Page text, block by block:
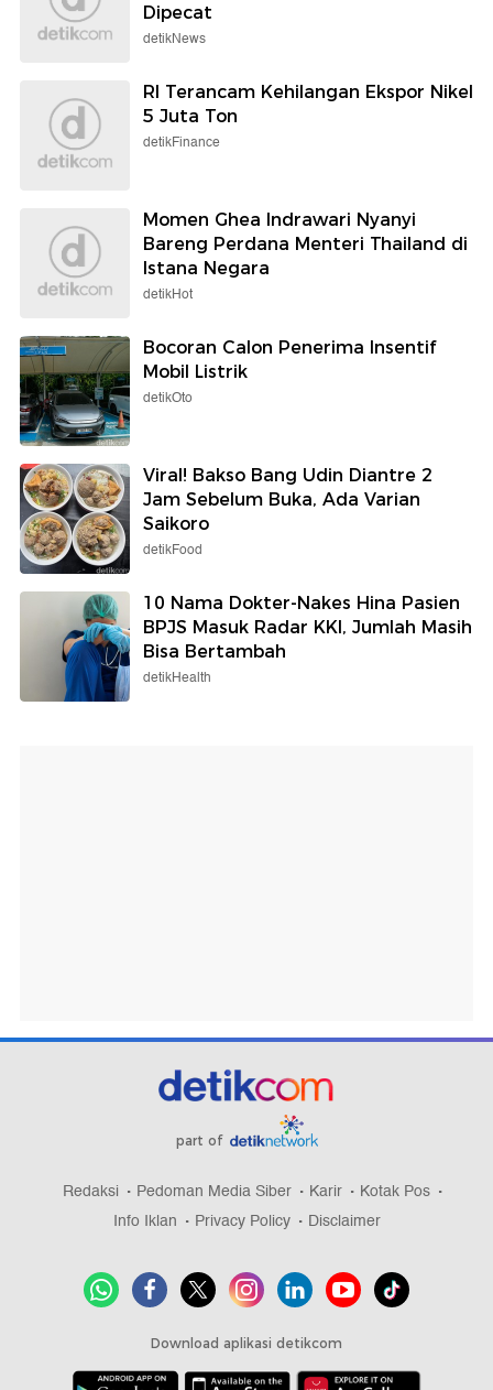
Dipecat
detikNews
RI Terancam Kehilangan Ekspor Nikel
5 Juta Ton
detikFinance
Momen Ghea Indrawari Nyanyi
Bareng Perdana Menteri Thailand di
Istana Negara
detikHot
Bocoran Calon Penerima Insentif
Mobil Listrik
detikOto
Viral! Bakso Bang Udin Diantre 2
Jam Sebelum Buka, Ada Varian
Saikoro
detikFood
10 Nama Dokter-Nakes Hina Pasien
BPJS Masuk Radar KKI, Jumlah Masih
Bisa Bertambah
detikHealth
part of
Redaksi Pedoman Media Siber Karir
Kotak Pos
Info Iklan
Privacy Policy Disclaimer
Download aplikasi detikcom